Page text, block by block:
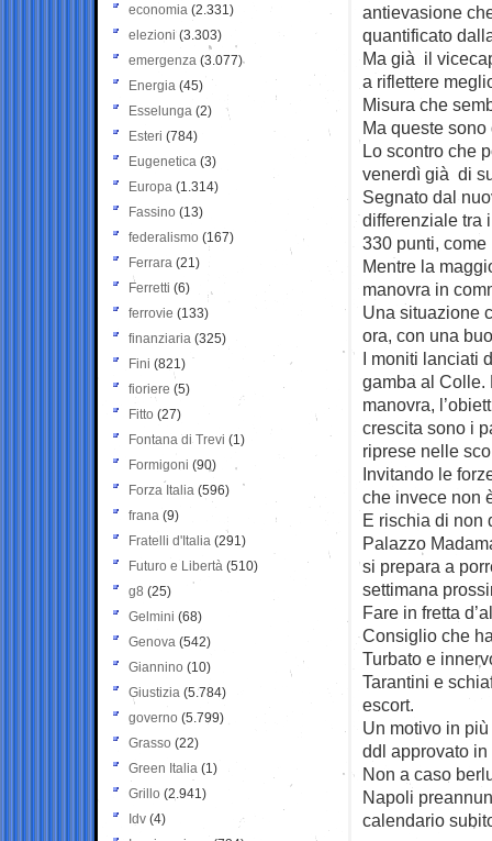
antievasione
quantificato
Ma già il
a riflettere
Misura che
Ma queste
Lo scontro che
venerdì già di
Segnato dal
differenziale tra
330 punti, come
Mentre la
manovra in
Una situazione
ora, con una
I moniti lanciati
gamba al Colle.
manovra,
crescita sono i
riprese nelle
Invitando le
che invece non
E rischia di non
Palazzo
si prepara a
settimana
Fare in fretta
Consiglio che
Turbato e
Tarantini e
escort.
Un motivo in
ddl approvato
Non a caso
Napoli
calendario
economia (2.331)
elezioni (3.303)
emergenza (3.077)
Energia (45)
Esselunga (2)
Esteri (784)
Eugenetica (3)
Europa (1.314)
Fassino (13)
federalismo (167)
Ferrara (21)
Ferretti (6)
ferrovie (133)
finanziaria (325)
Fini (821)
fioriere (5)
Fitto (27)
Fontana di Trevi (1)
Formigoni (90)
Forza Italia (596)
frana (9)
Fratelli d'Italia (291)
Futuro e Libertà (510)
g8 (25)
Gelmini (68)
Genova (542)
Giannino (10)
Giustizia (5.784)
governo (5.799)
Grasso (22)
Green Italia (1)
Grillo (2.941)
Idv (4)